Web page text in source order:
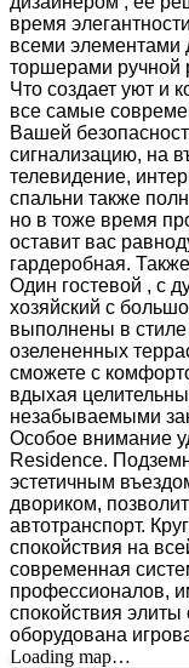
время
всеми элементами
торшерами ручной
Что создает уют и
все самые
Вашей
сигнализацию, на
телевидение,
спальни также
но в тоже время
оставит вас
гардеробная.
Один гостевой , с
хозяйский с
выполнены в
озелененных
сможете с
вдыхая
незабываемыми
Особое внимание
Residence.
эстетичным
двориком,
автотранспорт.
спокойствия на
современная
профессионалов,
спокойствия
оборудована
Loading map…